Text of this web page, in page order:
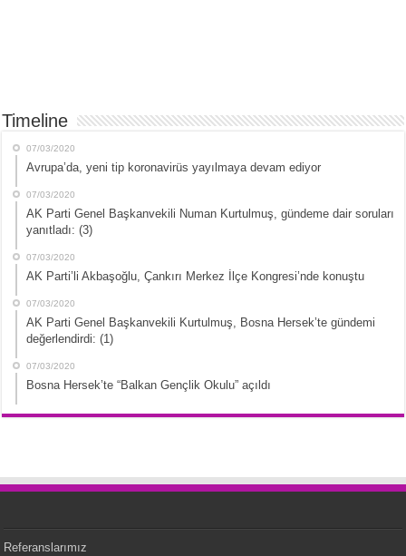
Timeline
07/03/2020
Avrupa’da, yeni tip koronavirüs yayılmaya devam ediyor
07/03/2020
AK Parti Genel Başkanvekili Numan Kurtulmuş, gündeme dair soruları
yanıtladı: (3)
07/03/2020
AK Parti’li Akbaşoğlu, Çankırı Merkez İlçe Kongresi’nde konuştu
07/03/2020
AK Parti Genel Başkanvekili Kurtulmuş, Bosna Hersek’te gündemi
değerlendirdi: (1)
07/03/2020
Bosna Hersek’te “Balkan Gençlik Okulu” açıldı
Referanslarımız